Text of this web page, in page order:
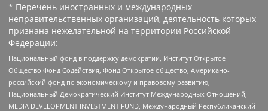
* Перечень иностранных и международных
неправительственных организаций, деятельность которых
признана нежелательной на территории Российской
Федерации:
Национальный фонд в поддержку демократии, Институт Открытое
Общество Фонд Содействия, Фонд Открытое общество, Американо-
российский фонд по экономическому и правовому развитию,
Национальный Демократический Институт Международных Отношений,
MEDIA DEVELOPMENT INVESTMENT FUND, Международный Республиканский